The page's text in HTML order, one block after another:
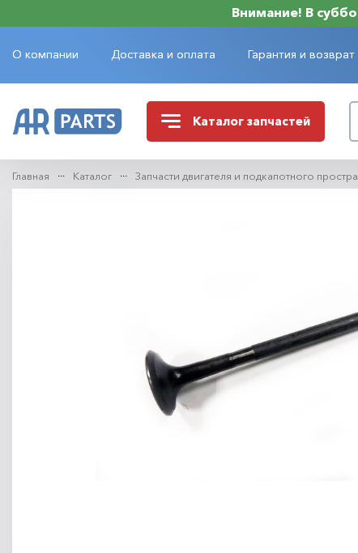
Внимание! В
О компании Доставка и оплата Гарантия и возврат
Каталог запчастей
Главная Каталог Запчасти двигателя и подкапотного